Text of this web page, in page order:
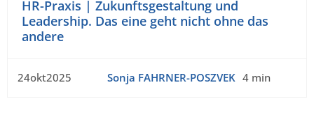
HR-Praxis | Zukunftsgestaltung und
Leadership. Das eine geht nicht ohne das
andere
24okt2025 Sonja FAHRNER-POSZVEK 4 min